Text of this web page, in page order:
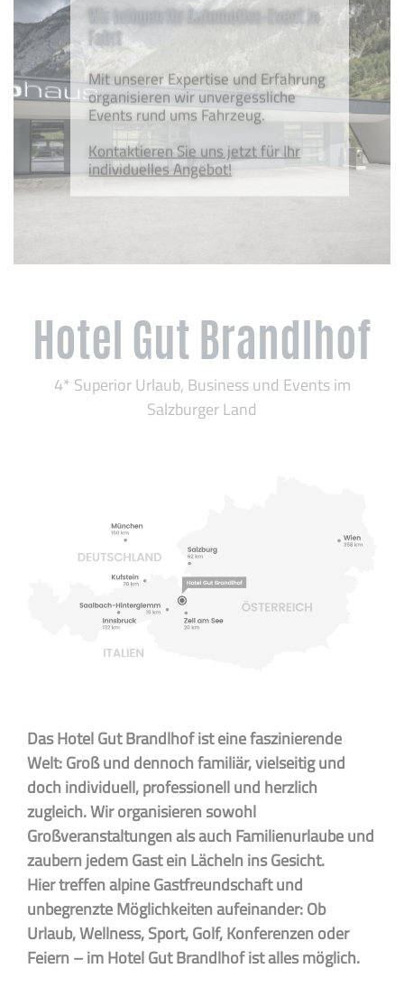
Wir bringen Ihr Automotive-Event in
Fahrt
Mit unserer Expertise und Erfahrung
organisieren wir unvergessliche
Events rund ums Fahrzeug.
Kontaktieren Sie uns jetzt für Ihr
individuelles Angebot!
Hotel Gut Brandlhof
4* Superior Urlaub, Business und Events im
Salzburger Land
Das Hotel Gut Brandlhof ist eine faszinierende
Welt: Groß und dennoch familiär, vielseitig und
doch individuell, professionell und herzlich
zugleich. Wir organisieren sowohl
Großveranstaltungen als auch Familienurlaube und
zaubern jedem Gast ein Lächeln ins Gesicht.
Hier treffen alpine Gastfreundschaft und
unbegrenzte Möglichkeiten aufeinander: Ob
Urlaub, Wellness, Sport, Golf, Konferenzen oder
Feiern – im Hotel Gut Brandlhof ist alles möglich.